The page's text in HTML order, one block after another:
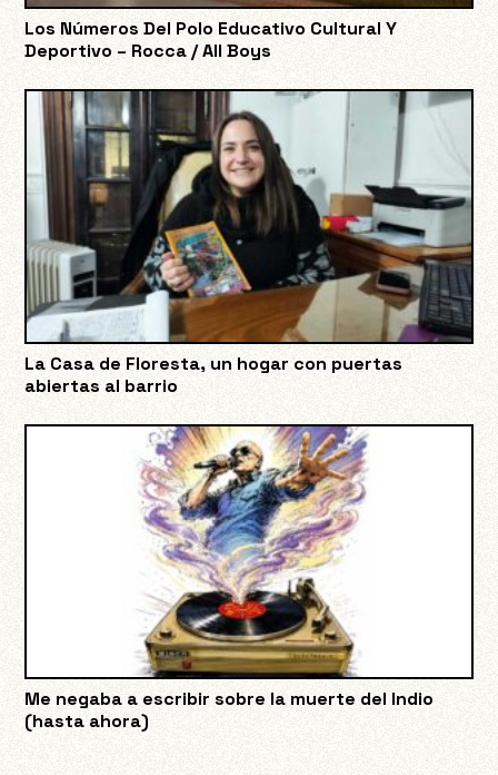
Los Números Del Polo Educativo Cultural Y
Deportivo – Rocca / All Boys
La Casa de Floresta, un hogar con puertas
abiertas al barrio
Me negaba a escribir sobre la muerte del Indio
(hasta ahora)